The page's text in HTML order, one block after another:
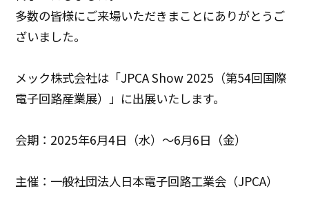
多数の皆様にご来場いただきまことにありがとうご
ざいました。
メック株式会社は「JPCA Show 2025（第54回国際
電子回路産業展）」に出展いたします。
会期：2025年6月4日（水）～6月6日（金）
主催：一般社団法人日本電子回路工業会（JPCA）